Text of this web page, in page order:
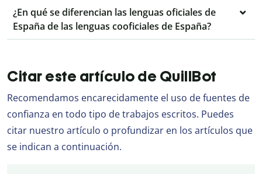
¿En qué se diferencian las lenguas oficiales de
España de las lenguas cooficiales de España?
Citar este artículo de QuillBot
Recomendamos encarecidamente el uso de fuentes de
confianza en todo tipo de trabajos escritos. Puedes
citar nuestro artículo o profundizar en los artículos que
se indican a continuación.